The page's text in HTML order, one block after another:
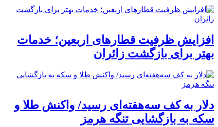
افزایش ظرفیت قطارهای اربعین؛ خدمات
بهتر برای بازگشت زائران
دلار به کف سه‌هفته‌ای رسید/ واکنش طلا و
سکه به بازگشایی تنگه هرمز